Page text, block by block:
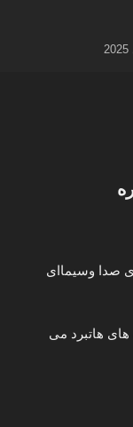
صدا وسیماای
هاتبرد می